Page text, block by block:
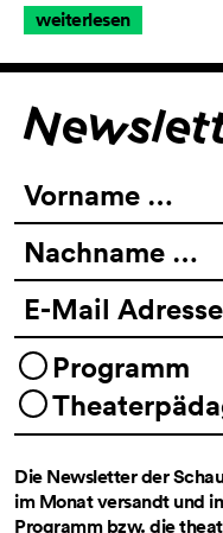
weiterlesen
Für
Vorname …
Nachname …
E-Mail Adresse
Programm
Die Newsletter der
im Monat versandt und
Programm bzw. die